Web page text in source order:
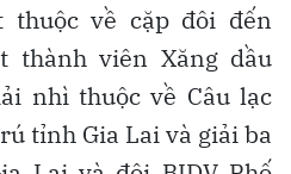
thuộc về cặp đôi đến
thành viên Xăng dầu
nhì thuộc về Câu lạc
tỉnh Gia Lai và giải ba